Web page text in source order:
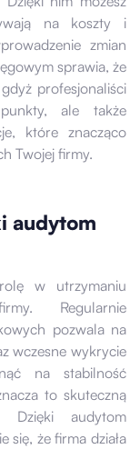
na koszty i
zmian
sprawia, że
profesjonaliści
ale także
które znacząco
Twojej firmy.
audytom
w utrzymaniu
Regularnie
pozwala na
wczesne wykrycie
na stabilność
to skuteczną
Dzięki audytom
się, że firma działa